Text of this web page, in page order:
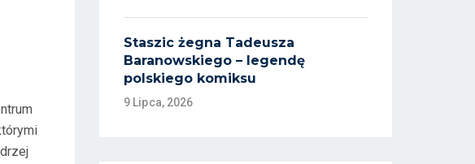
Staszic żegna Tadeusza
Baranowskiego – legendę
polskiego komiksu
9 Lipca, 2026